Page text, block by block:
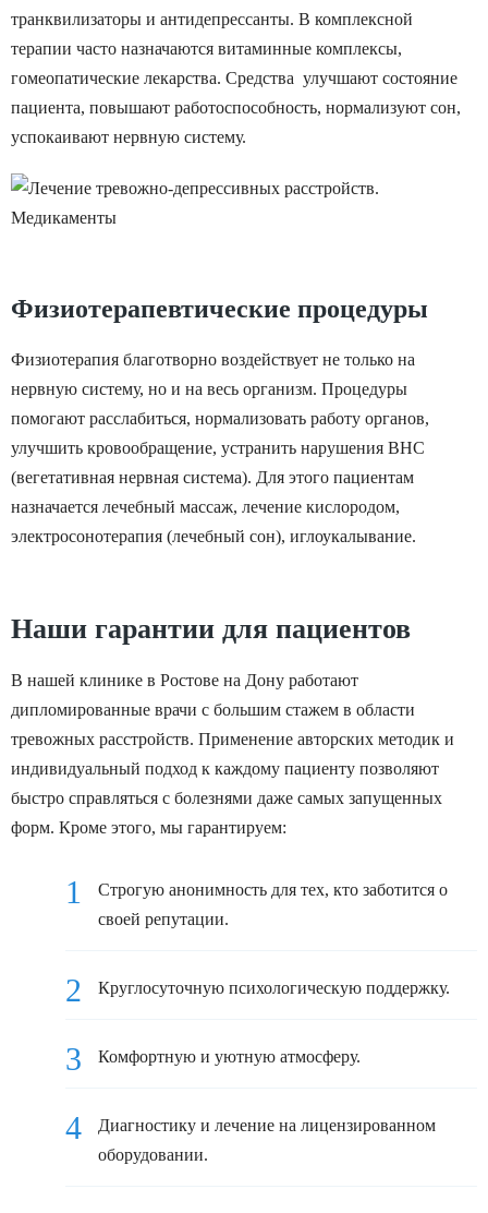
фобическое
боязнь пауков, высоты,
змей, огня, открытых
или замкнутых
пространств и прочее.
При этом человек
страх к фактору,
угрозы.
транквилизаторы и антидепрессанты. В комплексной
терапии часто назначаются витаминные комплексы,
гомеопатические лекарства. Средства улучшают состояние
пациента, повышают работоспособность, нормализуют сон,
успокаивают нервную систему.
Физиотерапевтические процедуры
Физиотерапия благотворно воздействует не только на
нервную систему, но и на весь организм. Процедуры
помогают расслабиться, нормализовать работу органов,
улучшить кровообращение, устранить нарушения ВНС
(вегетативная нервная система). Для этого пациентам
назначается лечебный массаж, лечение кислородом,
электросонотерапия (лечебный сон), иглоукалывание.
Наши гарантии для пациентов
В нашей клинике в Ростове на Дону работают
дипломированные врачи с большим стажем в области
тревожных расстройств. Применение авторских методик и
индивидуальный подход к каждому пациенту позволяют
быстро справляться с болезнями даже самых запущенных
форм. Кроме этого, мы гарантируем:
Строгую анонимность для тех, кто заботится о
своей репутации.
Круглосуточную психологическую поддержку.
Комфортную и уютную атмосферу.
Диагностику и лечение на лицензированном
оборудовании.